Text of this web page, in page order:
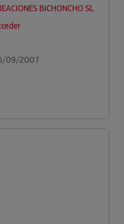
BICHONCHO SL
09/2007